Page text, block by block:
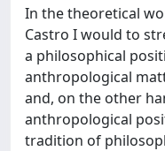
In the theoretical
Castro I would to
a philosophical
anthropological
and, on the other
anthropological
tradition of